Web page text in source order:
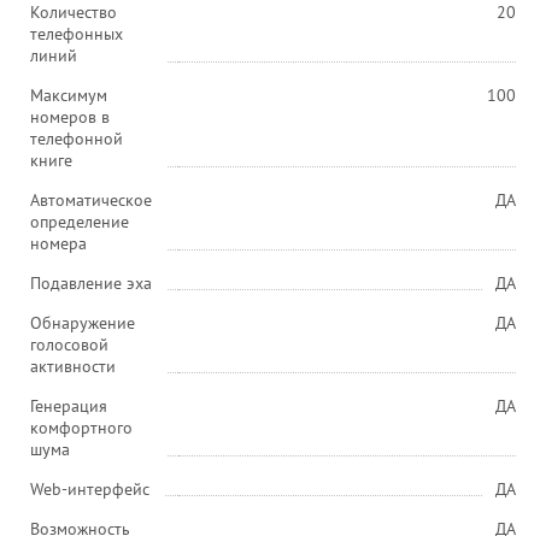
Количество
телефонных
линий
20
Максимум
номеров в
телефонной
книге
100
Автоматическое
определение
номера
ДА
Подавление эха
ДА
Обнаружение
голосовой
активности
ДА
Генерация
комфортного
шума
ДА
Web-интерфейс
ДА
Возможность
ДА